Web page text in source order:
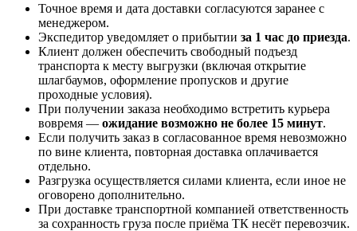
Точное время и дата доставки согласуются заранее с
менеджером.
Экспедитор уведомляет о прибытии за 1 час до приезда.
Клиент должен обеспечить свободный подъезд
транспорта к месту выгрузки (включая открытие
шлагбаумов, оформление пропусков и другие
проходные условия).
При получении заказа необходимо встретить курьера
вовремя — ожидание возможно не более 15 минут.
Если получить заказ в согласованное время невозможно
по вине клиента, повторная доставка оплачивается
отдельно.
Разгрузка осуществляется силами клиента, если иное не
оговорено дополнительно.
При доставке транспортной компанией ответственность
за сохранность груза после приёма ТК несёт перевозчик.